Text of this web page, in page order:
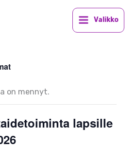
Valikko
on mennyt.
lapsille